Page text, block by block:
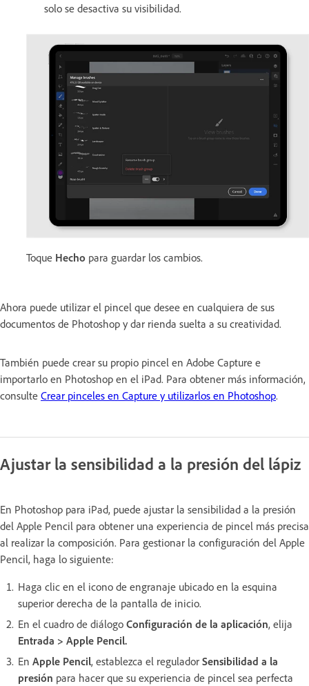
solo se desactiva su visibilidad.
Toque Hecho para guardar los cambios.
Ahora puede utilizar el pincel que desee en cualquiera de sus
documentos de Photoshop y dar rienda suelta a su creatividad.
También puede crear su propio pincel en Adobe Capture e
importarlo en Photoshop en el iPad. Para obtener más información,
consulte Crear pinceles en Capture y utilizarlos en Photoshop.
Ajustar la sensibilidad a la presión del lápiz
En Photoshop para iPad, puede ajustar la sensibilidad a la presión
del Apple Pencil para obtener una experiencia de pincel más precisa
al realizar la composición. Para gestionar la configuración del Apple
Pencil, haga lo siguiente:
Haga clic en el icono de engranaje ubicado en la esquina
superior derecha de la pantalla de inicio.
En el cuadro de diálogo Configuración de la aplicación, elija
Entrada > Apple Pencil.
En Apple Pencil, establezca el regulador Sensibilidad a la
presión para hacer que su experiencia de pincel sea perfecta